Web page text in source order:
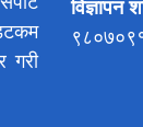
गरी
विज्ञापन